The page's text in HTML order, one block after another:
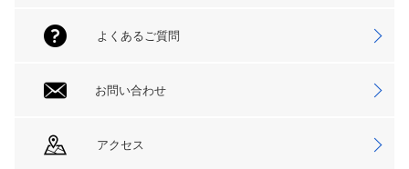
よくあるご質問
お問い合わせ
アクセス